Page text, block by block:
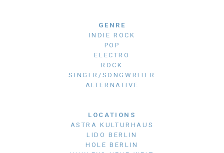
GENRE
INDIE ROCK
POP
ELECTRO
ROCK
SINGER/SONGWRITER
ALTERNATIVE
LOCATIONS
ASTRA KULTURHAUS
LIDO BERLIN
HOLE BERLIN